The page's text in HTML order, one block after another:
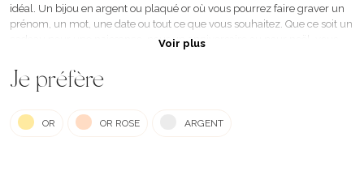
idéal. Un bijou en argent ou plaqué or où vous pourrez faire graver un
prénom, un mot, une date ou tout ce que vous souhaitez. Que ce soit un
cadeau pour une naissance, pour un anniversaire ou pour noël, vous
réglable afin de s’adapter parfaitement au poignet ou une très jolie
chaîne.
Voir plus
Je préfère
OR OR ROSE ARGENT